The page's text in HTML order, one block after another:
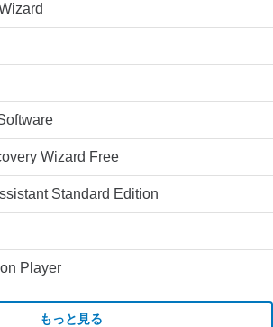
Wizard Free
Standard Edition
Player
もっと見る